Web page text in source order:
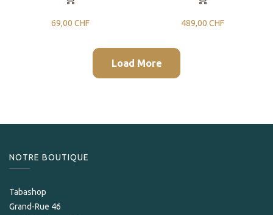
69,00 CHF 489,00 CHF
Load More
NOTRE BOUTIQUE
Tabashop
Grand-Rue 46